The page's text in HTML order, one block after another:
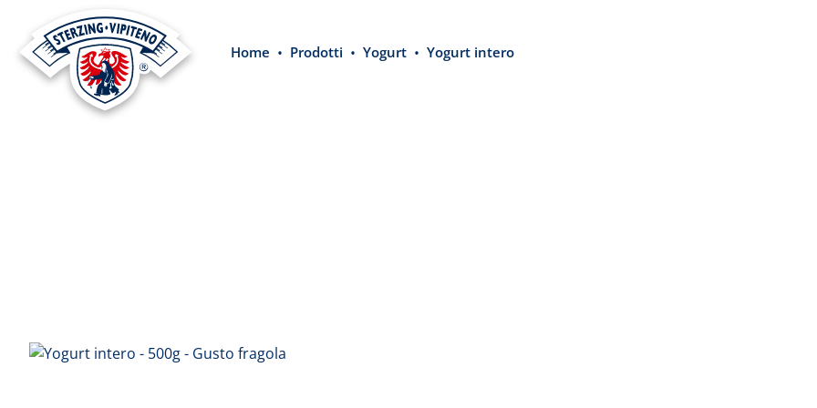
Passa alla navigazione principale
Home Prodotti Yogurt Yogurt intero